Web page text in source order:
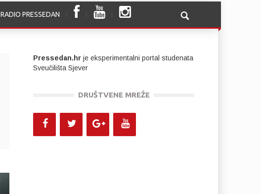
RADIO PRESSEDAN
Pressedan.hr je eksperimentalni portal studenata
Sveučilišta Sjever
DRUŠTVENE MREŽE